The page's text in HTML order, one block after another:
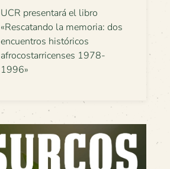
UCR presentará el libro
«Rescatando la memoria: dos
encuentros históricos
afrocostarricenses 1978-
1996»